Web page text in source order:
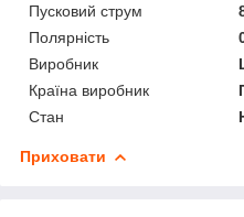
Пусковий струм
Полярність
Виробник
Країна виробник
Стан
Приховати